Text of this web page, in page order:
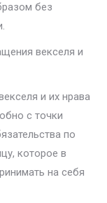
без
векселя и
и их нрава
с точки
по
которое в
на себя